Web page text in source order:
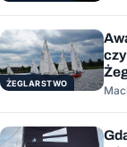
ŻEGLARSTWO